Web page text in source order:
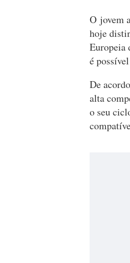
O jovem
hoje
Europeia
é
De
alta
o seu